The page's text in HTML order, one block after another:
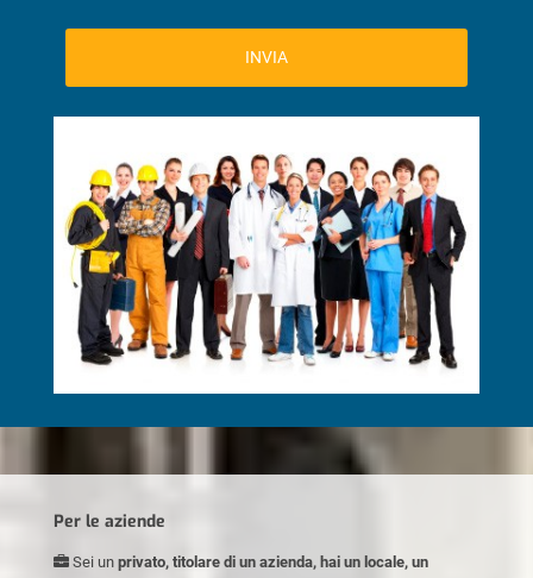
Per le aziende
Sei un privato, titolare di un azienda, hai un locale, un